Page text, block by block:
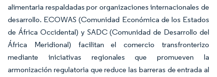
alimentaria respaldadas por organizaciones internacionales de
desarrollo. ECOWAS (Comunidad Económica de los Estados
de África Occidental) y SADC (Comunidad de Desarrollo del
África Meridional) facilitan el comercio transfronterizo
mediante iniciativas regionales que promueven la
armonización regulatoria que reduce las barreras de entrada al